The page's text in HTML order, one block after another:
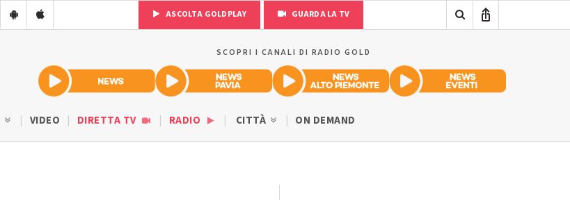
ASCOLTA GOLDPLAY GUARDA LA TV
SCOPRI I CANALI DI RADIO GOLD
VIDEO DIRETTA TV RADIO CITTÀ ON DEMAND